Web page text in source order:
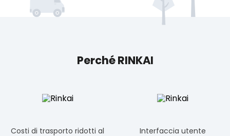
Perché RINKAI
Costi di trasporto ridotti al
Interfaccia utente